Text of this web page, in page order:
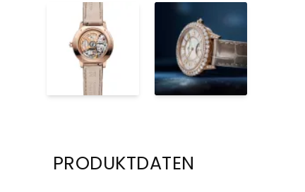
PRODUKTDATEN